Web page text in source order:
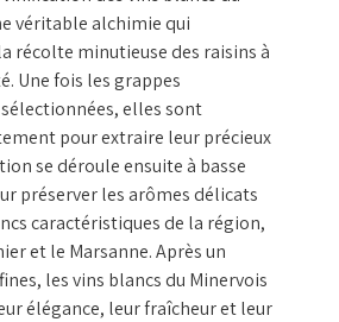
véritable alchimie qui
récolte minutieuse des raisins à
Une fois les grappes
elles sont
pour extraire leur précieux
se déroule ensuite à basse
préserver les arômes délicats
caractéristiques de la région,
et le Marsanne. Après un
les vins blancs du Minervois
élégance, leur fraîcheur et leur